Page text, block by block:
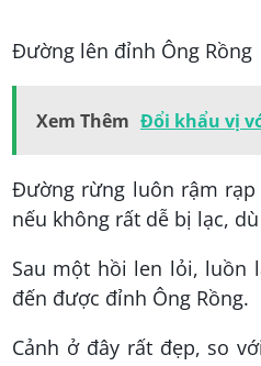
Đường lên đỉnh Ông Rồng
Xem Thêm Đổi khẩu vị
Đường rừng luôn rậm
nếu không rất dễ bị lạc,
Sau một hồi len lỏi, luồn
đến được đỉnh Ông Rồng.
Cảnh ở đây rất đẹp, so